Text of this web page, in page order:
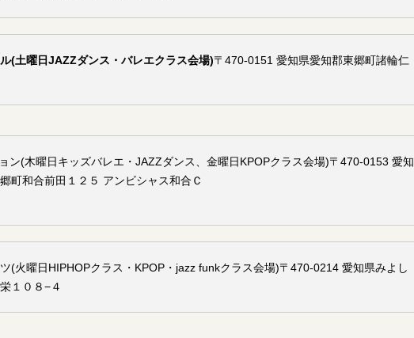
(土曜日JAZZダンス・バレエクラス会場)〒470-0151 愛知県愛知郡東郷町諸輪仁
ン(木曜日キッズバレエ・JAZZダンス、金曜日KPOPクラス会場)〒470-0153 愛知
町和合前田１２５ アンビシャス和合Ｃ
(火曜日HIPHOPクラス・KPOP・jazz funkクラス会場)〒470-0214 愛知県みよし
１０８−４